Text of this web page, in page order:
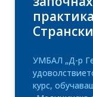
УМБАЛ „Д-р
курс,